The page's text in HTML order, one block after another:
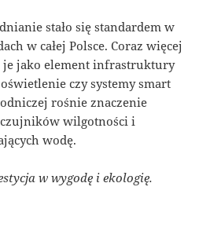
stało się standardem w
w całej Polsce. Coraz więcej
jako element infrastruktury
czy systemy smart
rośnie znaczenie
wilgotności i
wodę.
w wygodę i ekologię.